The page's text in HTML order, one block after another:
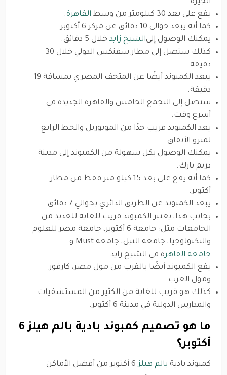
الجيزة.
يقع على بعد 30 كيلومتر من وسط
القاهرة.
كما أنه يبعد حوالي 10 دقائق عن مركز 6 أكتوبر.
يمكنك الوصول إلىالشيخ زايد خلال 5 دقائق.
كذلك ستصل إلى مطار سفنكس الدولي خلال 30
دقيقة.
يبعد الكمبوند أيضًا عن المتحف المصري بمسافة 19
دقيقة.
ستصل إلى التجمع الخامس والقاهرة الجديدة في
أسرع وقت.
يعد الكمبوند قريب جدًا من المونوريل والخط الرابع
لمترو الأنفاق.
يمكنك الوصول بكل سهولة من الكمبوند إلى مدينة
دريم بارك.
كما أنه يقع على بعد 15 كيلو متر فقط من مطار
أكتوبر.
يبعد الكمبوند عن الطريق الدائري بحوالي 7 دقائق.
بجانب هذا، يعتبر الكمبوند قريب للغاية للعديد من
الجامعات مثل: جامعة 6 أكتوبر، جامعة مصر للعلوم
والتكنولوجيا، جامعة النيل، جامعة Must و
جامعة القاهرة في الشيخ زايد.
يقع الكمبوند أيضًا بالقرب من مول مصر، كارفور
ومول العرب.
كذلك هو قريب للغاية من الكثير من المستشفيات
والمدارس الدولية في مدينة 6 أكتوبر.
ما هو تصميم كمبوند بادية بالم هيلز 6
أكتوبر؟
كمبوند بادية بالم هيلز
6 أكتوبر من أفضل الأماكن